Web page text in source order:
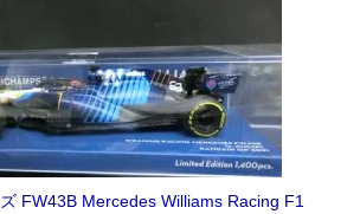
FW43B Mercedes Williams Racing F1